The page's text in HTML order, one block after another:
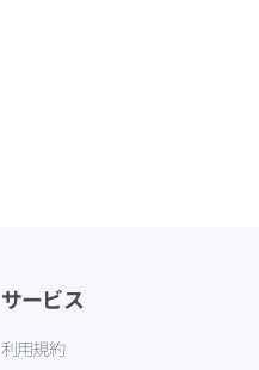
サービス
利用規約